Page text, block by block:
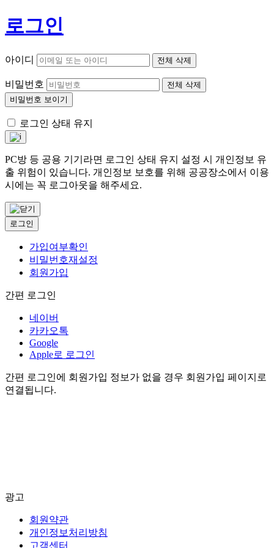
로그인
아이디 전체 삭제
비밀번호
전체 삭제
비밀번호 보이기
로그인 상태 유지
PC방 등 공용 기기라면 로그인 상태 유지 설정 시 개인정보 유
출 위험이 있습니다. 개인정보 보호를 위해 공공장소에서 이용
시에는 꼭 로그아웃을 해주세요.
로그인
가입여부확인
비밀번호재설정
회원가입
간편 로그인
네이버
카카오톡
Google
Apple로 로그인
간편 로그인에 회원가입 정보가 없을 경우 회원가입 페이지로
연결됩니다.
광고
회원약관
개인정보처리방침
고객센터